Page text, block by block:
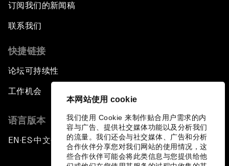
本网站使用 cookie
我们使用 Cookie 来制作贴合用户需求的内
容与广告、提供社交媒体功能以及分析我们
的流量。我们还会与社交媒体、广告和分析
合作伙伴分享您对我们网站的使用情况，这
些合作伙伴可能会将此类信息与您提供给他
订阅我们的新闻稿
联系我们
快捷链接
论坛可持续性
工作机会
语言版本
EN ▪ ES▪中文▪ 日本語